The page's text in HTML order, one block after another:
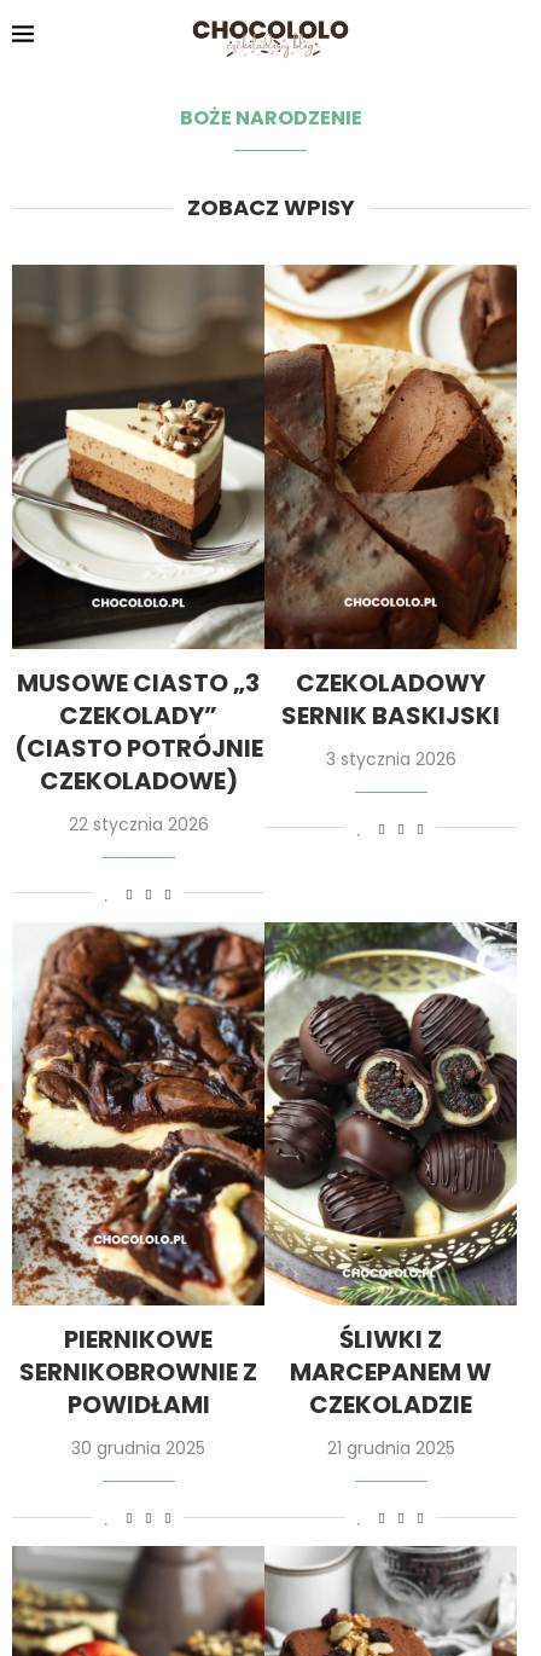
BOŻE NARODZENIE
ZOBACZ WPISY
MUSOWE CIASTO „3
CZEKOLADY”
(CIASTO POTRÓJNIE
CZEKOLADOWE)
22 stycznia 2026
CZEKOLADOWY
SERNIK BASKIJSKI
3 stycznia 2026
PIERNIKOWE
SERNIKOBROWNIE Z
POWIDŁAMI
30 grudnia 2025
ŚLIWKI Z
MARCEPANEM W
CZEKOLADZIE
21 grudnia 2025